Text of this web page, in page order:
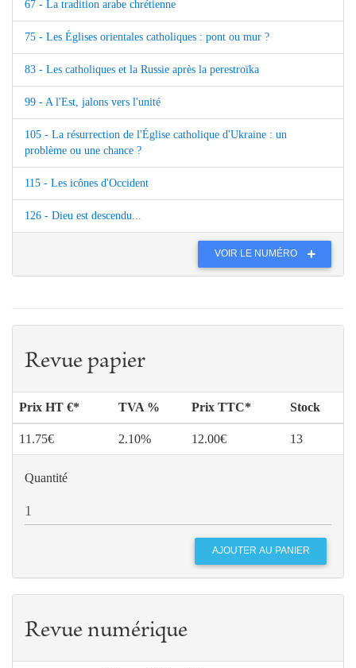
67 - La tradition arabe chrétienne
75 - Les Églises orientales catholiques : pont ou mur ?
83 - Les catholiques et la Russie après la perestroïka
99 - A l'Est, jalons vers l'unité
105 - La résurrection de l'Église catholique d'Ukraine : un
problème ou une chance ?
115 - Les icônes d'Occident
126 - Dieu est descendu...
VOIR LE NUMÉRO
Revue papier
Prix HT €* TVA % Prix TTC* Stock
11.75€ 2.10% 12.00€ 13
Quantité
Revue numérique